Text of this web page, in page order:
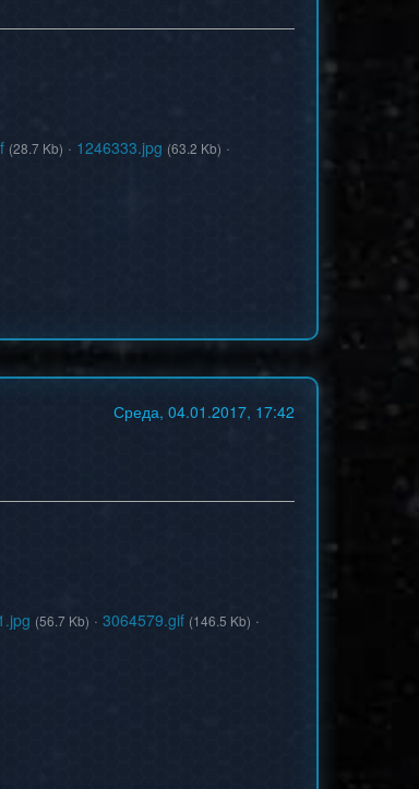
(28.7 Kb) · 1246333.jpg (63.2 Kb) ·
Среда, 04.01.2017, 17:42
(56.7 Kb) · 3064579.gif (146.5 Kb) ·